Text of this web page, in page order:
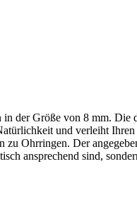
der Größe von 8 mm.
und verleiht
Ohrringen. Der
ansprechend sind,